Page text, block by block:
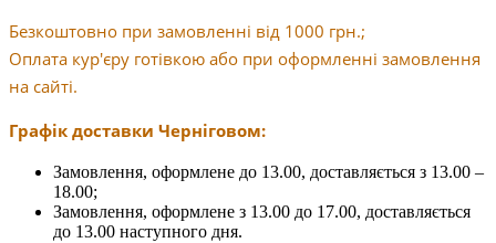
Безкоштовно при замовленні від 1000 грн.;
Оплата кур'єру готівкою або при оформленні замовлення
на сайті.
Графік доставки Черніговом:
Замовлення, оформлене до 13.00, доставляється з 13.00 –
18.00;
Замовлення, оформлене з 13.00 до 17.00, доставляється
до 13.00 наступного дня.